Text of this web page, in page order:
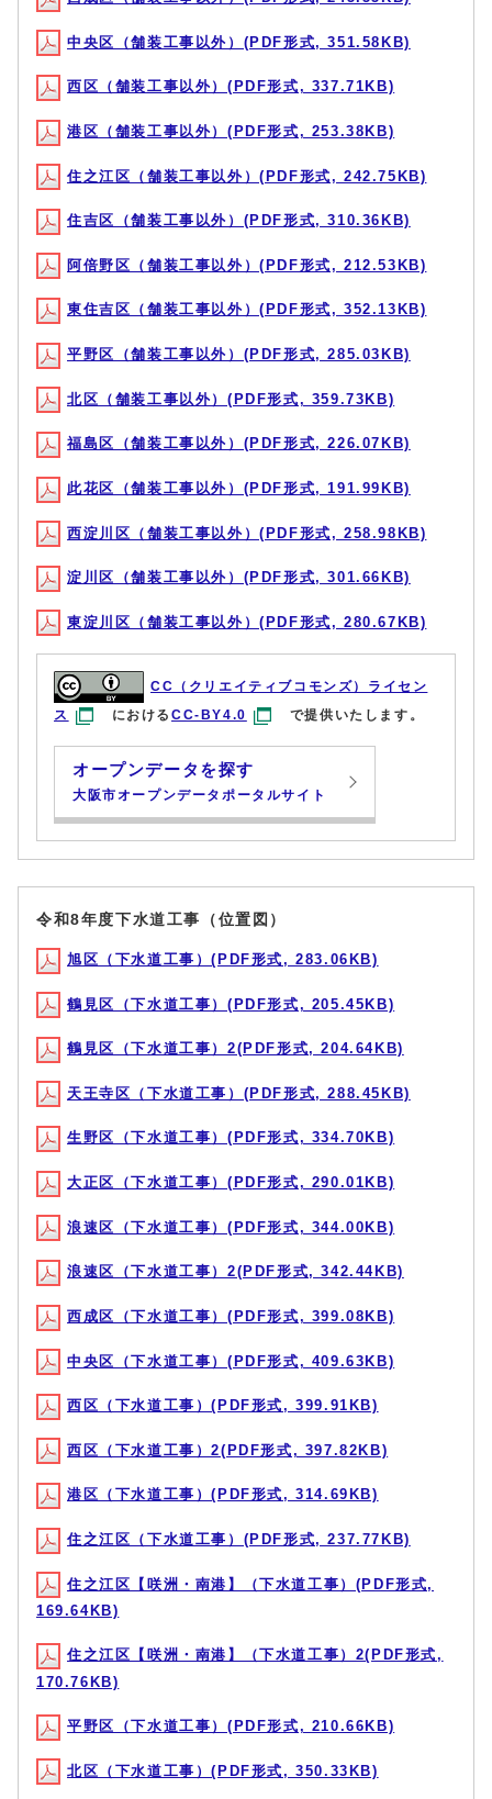
中央区（舗装工事以外）(PDF形式, 351.58KB)
西区（舗装工事以外）(PDF形式, 337.71KB)
港区（舗装工事以外）(PDF形式, 253.38KB)
住之江区（舗装工事以外）(PDF形式, 242.75KB)
住吉区（舗装工事以外）(PDF形式, 310.36KB)
阿倍野区（舗装工事以外）(PDF形式, 212.53KB)
東住吉区（舗装工事以外）(PDF形式, 352.13KB)
平野区（舗装工事以外）(PDF形式, 285.03KB)
北区（舗装工事以外）(PDF形式, 359.73KB)
福島区（舗装工事以外）(PDF形式, 226.07KB)
此花区（舗装工事以外）(PDF形式, 191.99KB)
西淀川区（舗装工事以外）(PDF形式, 258.98KB)
淀川区（舗装工事以外）(PDF形式, 301.66KB)
東淀川区（舗装工事以外）(PDF形式, 280.67KB)
CC（クリエイティブコモンズ）ライセン
ス
におけるCC-BY4.0 で提供いたします。
オープンデータを探す
大阪市オープンデータポータルサイト
令和8年度下水道工事（位置図）
旭区（下水道工事）(PDF形式, 283.06KB)
鶴見区（下水道工事）(PDF形式, 205.45KB)
鶴見区（下水道工事）2(PDF形式, 204.64KB)
天王寺区（下水道工事）(PDF形式, 288.45KB)
生野区（下水道工事）(PDF形式, 334.70KB)
大正区（下水道工事）(PDF形式, 290.01KB)
浪速区（下水道工事）(PDF形式, 344.00KB)
浪速区（下水道工事）2(PDF形式, 342.44KB)
西成区（下水道工事）(PDF形式, 399.08KB)
中央区（下水道工事）(PDF形式, 409.63KB)
西区（下水道工事）(PDF形式, 399.91KB)
西区（下水道工事）2(PDF形式, 397.82KB)
港区（下水道工事）(PDF形式, 314.69KB)
住之江区（下水道工事）(PDF形式, 237.77KB)
住之江区【咲洲・南港】（下水道工事）(PDF形式,
169.64KB)
住之江区【咲洲・南港】（下水道工事）2(PDF形式,
170.76KB)
平野区（下水道工事）(PDF形式, 210.66KB)
北区（下水道工事）(PDF形式, 350.33KB)